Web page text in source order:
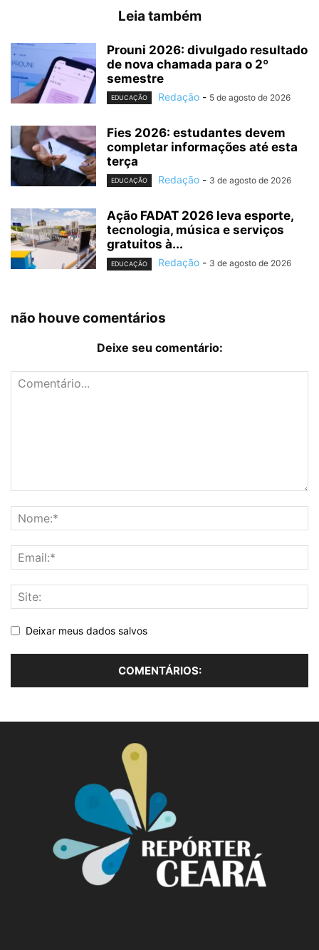
Leia também
Prouni 2026: divulgado resultado
de nova chamada para o 2º
semestre
EDUCAÇÃO Redação - 5 de agosto de 2026
Fies 2026: estudantes devem
completar informações até esta
terça
EDUCAÇÃO Redação - 3 de agosto de 2026
Ação FADAT 2026 leva esporte,
tecnologia, música e serviços
gratuitos à...
EDUCAÇÃO Redação - 3 de agosto de 2026
não houve comentários
Deixe seu comentário:
Deixar meus dados salvos